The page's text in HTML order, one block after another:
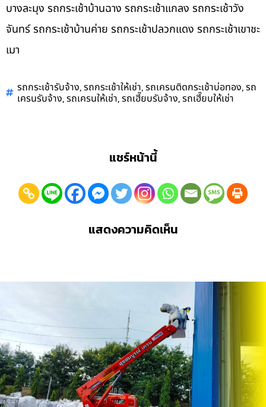
บางละมุง รถกระเช้าบ้านฉาง รถกระเช้าแกลง รถกระเช้าวัง
จันทร์ รถกระเช้าบ้านค่าย รถกระเช้าปลวกแดง รถกระเช้าเขาชะ
เมา
รถกระเช้ารับจ้าง,รถกระเช้าให้เช่า,รถเครนติดกระเช้าบ่อทอง,รถ
เครนรับจ้าง,รถเครนให้เช่า,รถเฮี๊ยบรับจ้าง,รถเฮี๊ยบให้เช่า
แชร์หน้านี้
แสดงความคิดเห็น